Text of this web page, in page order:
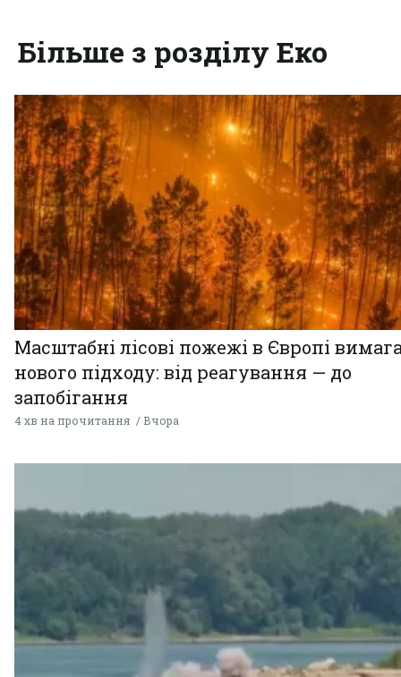
Більше з розділу Еко
Масштабні лісові пожежі в Європі
нового підходу: від реагування — до
запобігання
4 хв на прочитання Вчора